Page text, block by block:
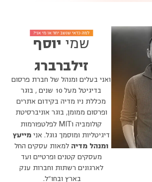
שמי יוסף
זילברברג
ואני בעלים ומנהל של חברת פרסום
בדיגיטל מעל 10 שנים , בוגר
מכללת ניו מדיה בקידום אתרים
ופרסום ממומן, בוגר אוניברסיטת
קולומביה וMIT לפלטפורמות
דיגיטליות ומוסמך גוגל. אנימייעץ
ומנהל מדיה למאות עסקים החל
מעסקים קטנים ופרטיים ועד
לארגונים רשתות וחברות ענק
בארץ ובחו"ל.